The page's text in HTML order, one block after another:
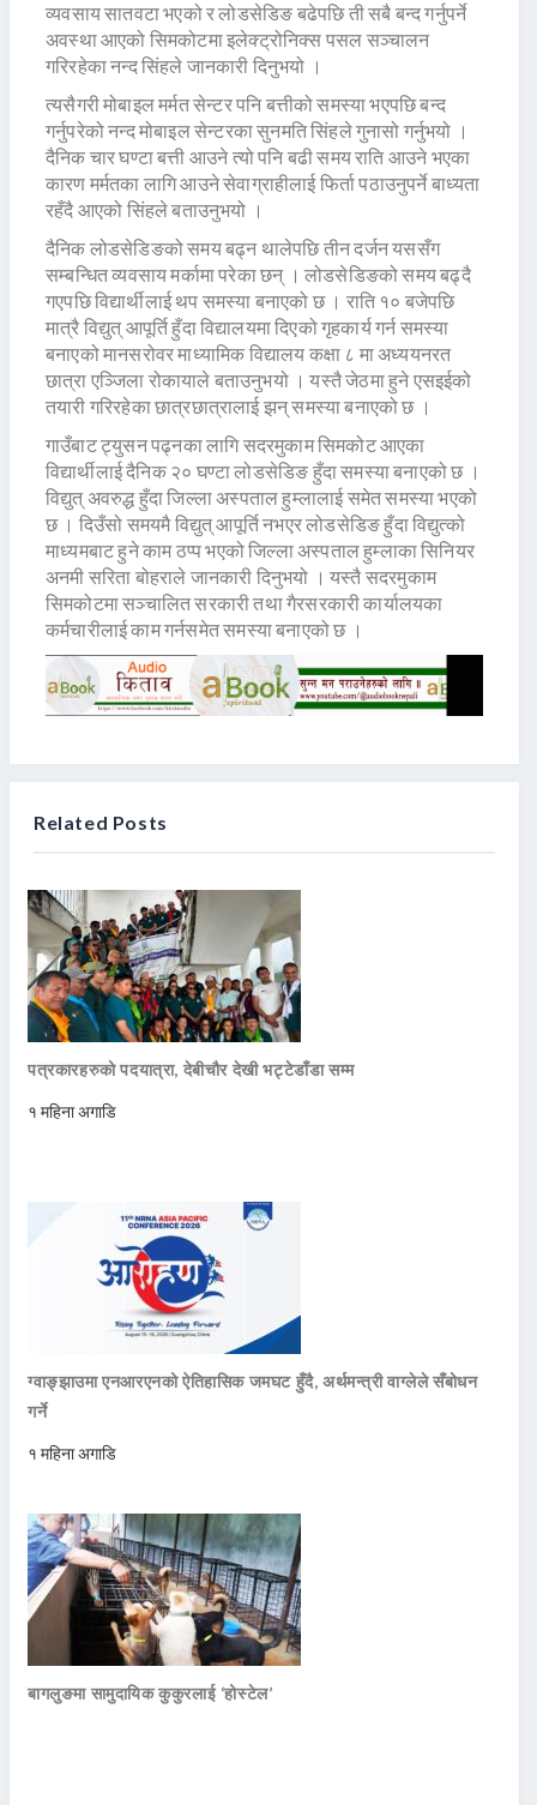
व्यवसाय सातवटा भएको र लोडसेडिङ बढेपछि ती सबै बन्द गर्नुपर्ने
अवस्था आएको सिमकोटमा इलेक्ट्रोनिक्स पसल सञ्चालन
गरिरहेका नन्द सिंहले जानकारी दिनुभयो ।
त्यसैगरी मोबाइल मर्मत सेन्टर पनि बत्तीको समस्या भएपछि बन्द
गर्नुपरेको नन्द मोबाइल सेन्टरका सुनमति सिंहले गुनासो गर्नुभयो ।
दैनिक चार घण्टा बत्ती आउने त्यो पनि बढी समय राति आउने भएका
कारण मर्मतका लागि आउने सेवाग्राहीलाई फिर्ता पठाउनुपर्ने बाध्यता
रहँदै आएको सिंहले बताउनुभयो ।
दैनिक लोडसेडिङको समय बढ्न थालेपछि तीन दर्जन यससँग
सम्बन्धित व्यवसाय मर्कामा परेका छन् । लोडसेडिङको समय बढ्दै
गएपछि विद्यार्थीलाई थप समस्या बनाएको छ । राति १० बजेपछि
मात्रै विद्युत् आपूर्ति हुँदा विद्यालयमा दिएको गृहकार्य गर्न समस्या
बनाएको मानसरोवर माध्यामिक विद्यालय कक्षा ८ मा अध्ययनरत
छात्रा एञ्जिला रोकायाले बताउनुभयो । यस्तै जेठमा हुने एसइईको
तयारी गरिरहेका छात्रछात्रालाई झन् समस्या बनाएको छ ।
गाउँबाट ट्युसन पढ्नका लागि सदरमुकाम सिमकोट आएका
विद्यार्थीलाई दैनिक २० घण्टा लोडसेडिङ हुँदा समस्या बनाएको छ ।
विद्युत् अवरुद्ध हुँदा जिल्ला अस्पताल हुम्लालाई समेत समस्या भएको
छ । दिउँसो समयमै विद्युत् आपूर्ति नभएर लोडसेडिङ हुँदा विद्युत्को
माध्यमबाट हुने काम ठप्प भएको जिल्ला अस्पताल हुम्लाका सिनियर
अनमी सरिता बोहराले जानकारी दिनुभयो । यस्तै सदरमुकाम
सिमकोटमा सञ्चालित सरकारी तथा गैरसरकारी कार्यालयका
कर्मचारीलाई काम गर्नसमेत समस्या बनाएको छ ।
Related Posts
पत्रकारहरुको पदयात्रा, देबीचौर देखी भट्टेडाँडा सम्म
१ महिना अगाडि
ग्वाङ्झाउमा एनआरएनको ऐतिहासिक जमघट हुँदै, अर्थमन्त्री वाग्लेले सँबोधन
गर्ने
१ महिना अगाडि
बागलुङमा सामुदायिक कुकुरलाई ‘होस्टेल’